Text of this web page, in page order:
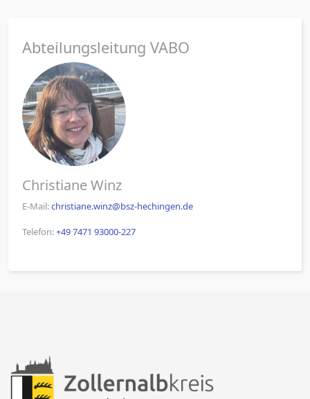
Abteilungsleitung VABO
Christiane Winz
E-Mail:christiane.winz@bsz-hechingen.de
Telefon:+49 7471 93000-227